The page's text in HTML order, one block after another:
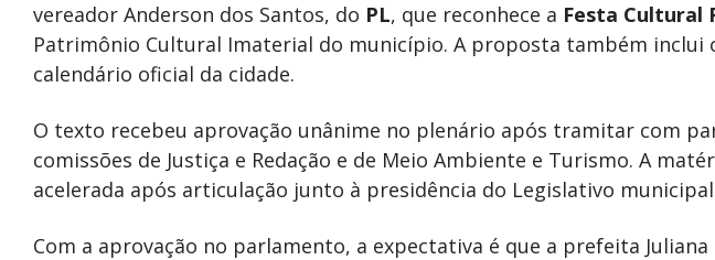
vereador Anderson dos Santos, do PL, que reconhece a Festa Cultural
Patrimônio Cultural Imaterial do município. A proposta também inclui
calendário oficial da cidade.
O texto recebeu aprovação unânime no plenário após tramitar com
comissões de Justiça e Redação e de Meio Ambiente e Turismo. A
acelerada após articulação junto à presidência do Legislativo
Com a aprovação no parlamento, a expectativa é que a prefeita Juliana